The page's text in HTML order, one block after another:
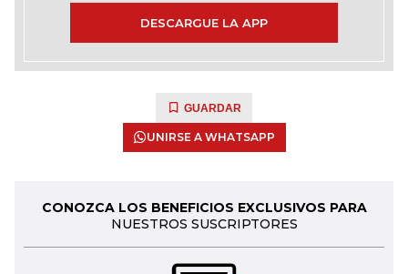
DESCARGUE LA APP
GUARDAR
UNIRSE A WHATSAPP
CONOZCA LOS BENEFICIOS EXCLUSIVOS PARA
NUESTROS SUSCRIPTORES